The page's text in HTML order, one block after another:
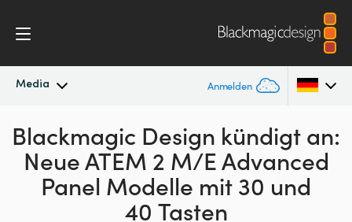
Media Anmelden
Neueste Nachrichten
Nachrichtenarchiv
Argentina
Australia
Austria
Blackmagic Design kündigt an:
Neue ATEM 2 M/E Advanced
Panel Modelle mit 30 und
40 Tasten